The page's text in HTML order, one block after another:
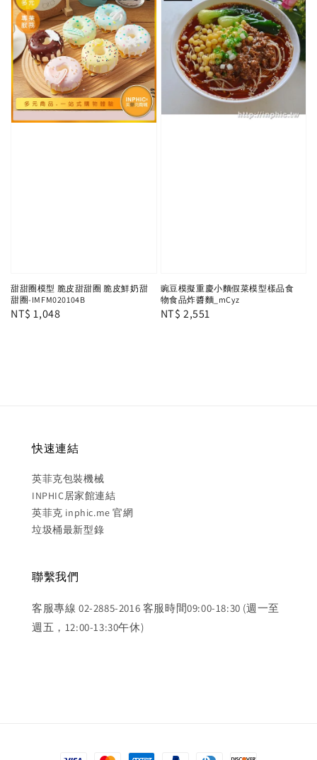
甜甜圈模型 脆皮甜甜圈 脆皮鮮奶甜
甜圈-IMFM020104B
Regular
NT$ 1,048
豌豆模擬重慶小麵假菜模型樣品食
物食品炸醬麵_mCyz
Regular
NT$ 2,551
快速連結
英菲克包裝機械
INPHIC居家館連結
英菲克 inphic.me 官網
垃圾桶最新型錄
聯繫我們
客服專線 02-2885-2016 客服時間09:00-18:30 (週一至
週五，12:00-13:30午休)